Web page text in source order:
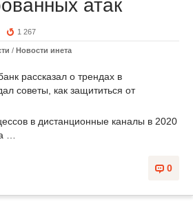
атак
1 267
/ Новости инета
в дистанционные каналы в 2020
…
0